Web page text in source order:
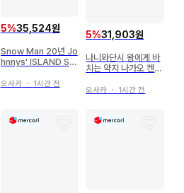
5%35,524원
Snow Man 20년 Jo
hnnys' ISLAND ST
아크릴 스탠드 20)여
오사카・ 1시간 전
5%31,903원
나니와단시 왕에게 바
치는 약지 나가오 켄토
드
오사카 ・ 1시간 전